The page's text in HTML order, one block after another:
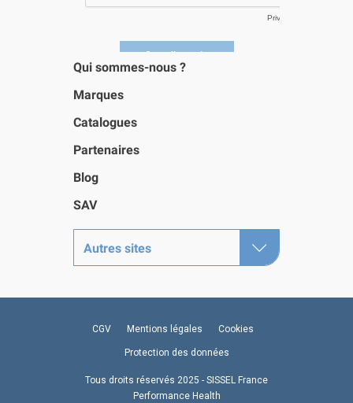
Qui sommes-nous ?
Marques
Catalogues
Partenaires
Blog
SAV
Autres sites
CGV Mentions légales Cookies
Protection des données
Tous droits réservés 2025 - SISSEL France
Performance Health